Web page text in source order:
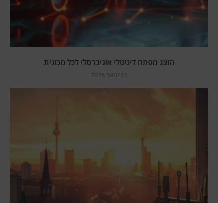
הוצג מפתח דיגיטלי אוניברסלי לכל מכונית
11 ינואר 2025